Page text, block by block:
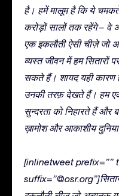
है। हमें मालूम है कि ये
करोड़ों सालों तक रहेंगे – वे
एक इकलौती ऐसी चीज़े जो
व्यस्त जीवन में हम सितारों
सकते हैं। शायद यही कारण
उनकी तरफ़ देखते हैं। हम
सुन्दरता को निहारते हैं और
ख़ामोश और आकाशीय
[inlinetweet prefix=””